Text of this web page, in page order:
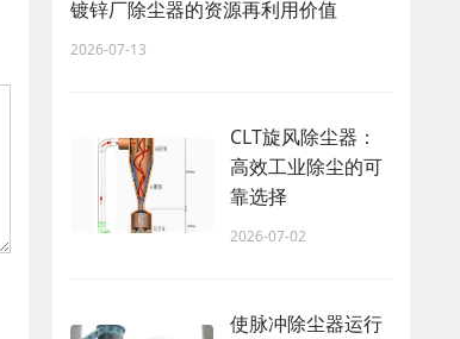
镀锌厂除尘器的资源再利用价值
2026-07-13
CLT旋风除尘器：
高效工业除尘的可
靠选择
2026-07-02
使脉冲除尘器运行